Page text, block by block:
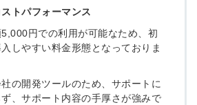
トパフォーマンス
円での利用が可能なため、初
しやすい料金形態となっておりま
の開発ツールのため、サポートに
、サポート内容の手厚さが強みで